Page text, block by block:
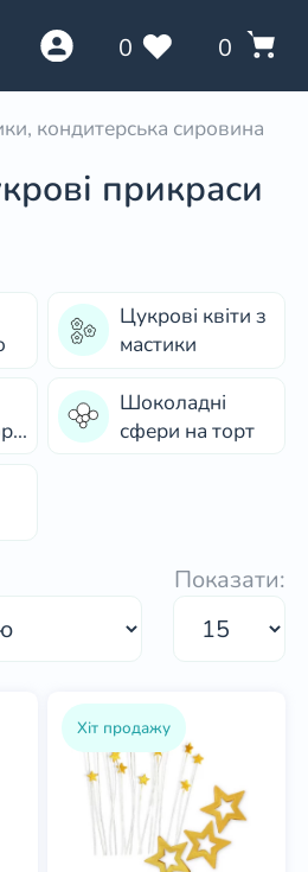
0 0
кондитерська сировина
прикраси
Цукрові квіти з
мастики
Шоколадні
сфери на торт
Показати:
Хіт продажу